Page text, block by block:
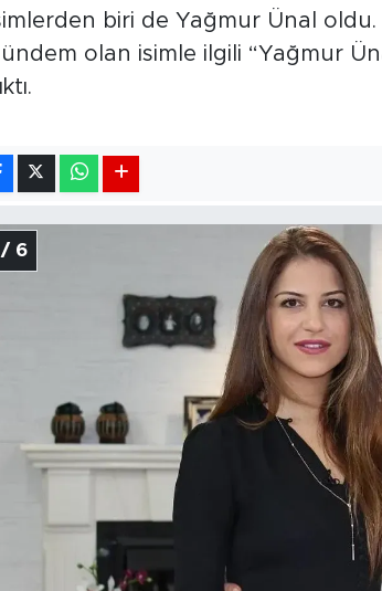
biri de Yağmur Ünal oldu.
olan isimle ilgili “Yağmur
6